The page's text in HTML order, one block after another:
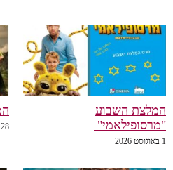
המלצת השבוע
"מרסופילאמי"
1 באוגוסט 2026
28 ביולי 2026